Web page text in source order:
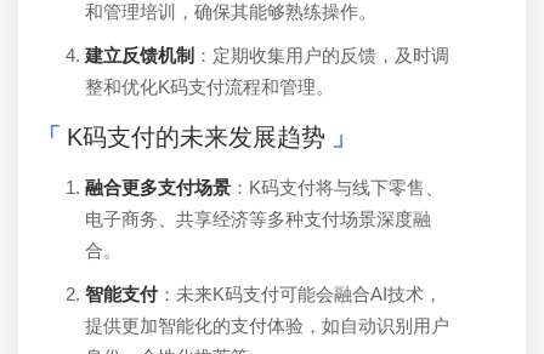
和管理培训，确保其能够熟练操作。
建立反馈机制 ：定期收集用户的反馈，及时调
整和优化K码支付流程和管理。
K码支付的未来发展趋势
融合更多支付场景 ：K码支付将与线下零售、
电子商务、共享经济等多种支付场景深度融
合。
智能支付：未来K码支付可能会融合AI技术，
提供更加智能化的支付体验，如自动识别用户